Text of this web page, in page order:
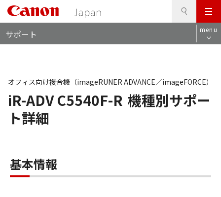
メ
ニ
ュ
サポート menu
iR-ADV C5540F-R 機種別サポー
ト詳細
オフィス向け複合機（imageRUNER ADVANCE／imageFORCE）
基本情報